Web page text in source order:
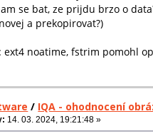
se bat, ze prijdu brzo o
a prekopirovat?)
ext4 noatime, fstrim pomohl
/ IQA - ohodnocení
14. 03. 2024, 19:21:48 »